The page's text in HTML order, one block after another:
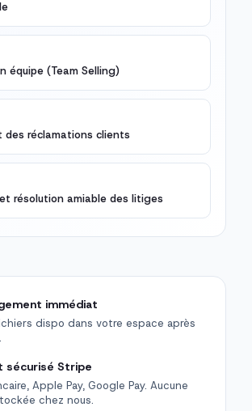
équipe (Team Selling)
des réclamations clients
résolution amiable des litiges
immédiat
dispo dans votre espace après
sécurisé Stripe
Apple Pay, Google Pay. Aucune
chez nous.